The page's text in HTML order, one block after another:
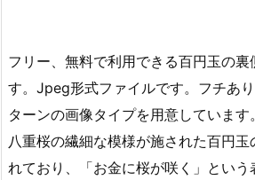
フリー、無料で利用できる百円玉の
す。Jpeg形式ファイルです。フチあ
ターンの画像タイプを用意しています。
八重桜の繊細な模様が施された百円
れており、「お金に桜が咲く」とい